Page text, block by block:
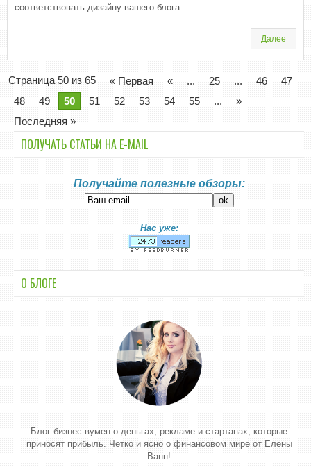
соответствовать дизайну вашего блога.
Далее
Страница 50 из 65 « Первая « ... 25 ... 46
47
48
49 50 51 52 53 54 55 ...
»
Последняя »
ПОЛУЧАТЬ СТАТЬИ НА E-MАIL
Получайте полезные обзоры:
Нас уже:
О БЛОГЕ
Блог бизнес-вумен о деньгах, рекламе и стартапах, которые
приносят прибыль. Четко и ясно о финансовом мире от Елены
Ванн!